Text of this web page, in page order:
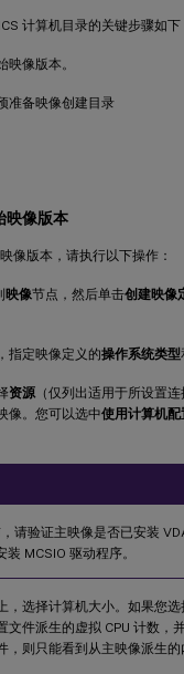
计算机目录的关键步骤如下
映像版本。
准备映像创建目录
映像版本
像版本，请执行以下操作：
映像节点，然后单击创建映像
指定映像定义的操作系统类型
资源 （仅列出适用于所设置
像。您可以选中使用计算机配
请验证主映像是否已安装
MCSIO 驱动程序。
，选择计算机大小。如果您
文件派生的虚拟 CPU 计数，
，则只能看到从主映像派生的